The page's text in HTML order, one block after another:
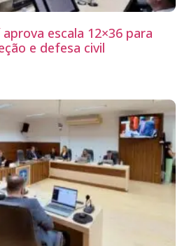
escala 12×36 para
e defesa civil